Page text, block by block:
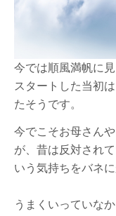
今では順風満帆に
スタートした当初
たそうです。
今でこそお母さん
が、昔は反対され
いう気持ちをバネ
うまくいっていな